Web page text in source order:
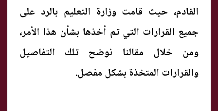
القادم، حيث قامت وزارة التعليم بالرد على
جميع القرارات التي تم أخذها بشأن هذا الأمر،
ومن خلال مقالنا نوضح تلك التفاصيل
والقرارات المتخذة بشكل مفصل.